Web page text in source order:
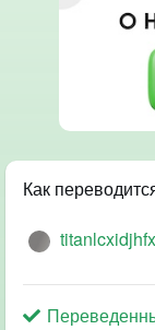
Как